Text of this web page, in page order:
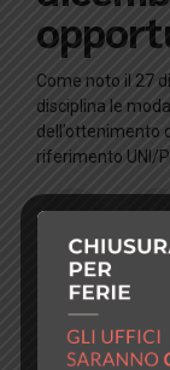
Come noto il 27
disciplina le
dell’ottenimento
riferimento UNI/
Articolo
2021.
aprile